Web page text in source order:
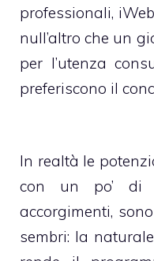
professionali,
null’altro che un
per l’utenza
preferiscono il
In realtà le
con un po’ di
accorgimenti,
sembri: la